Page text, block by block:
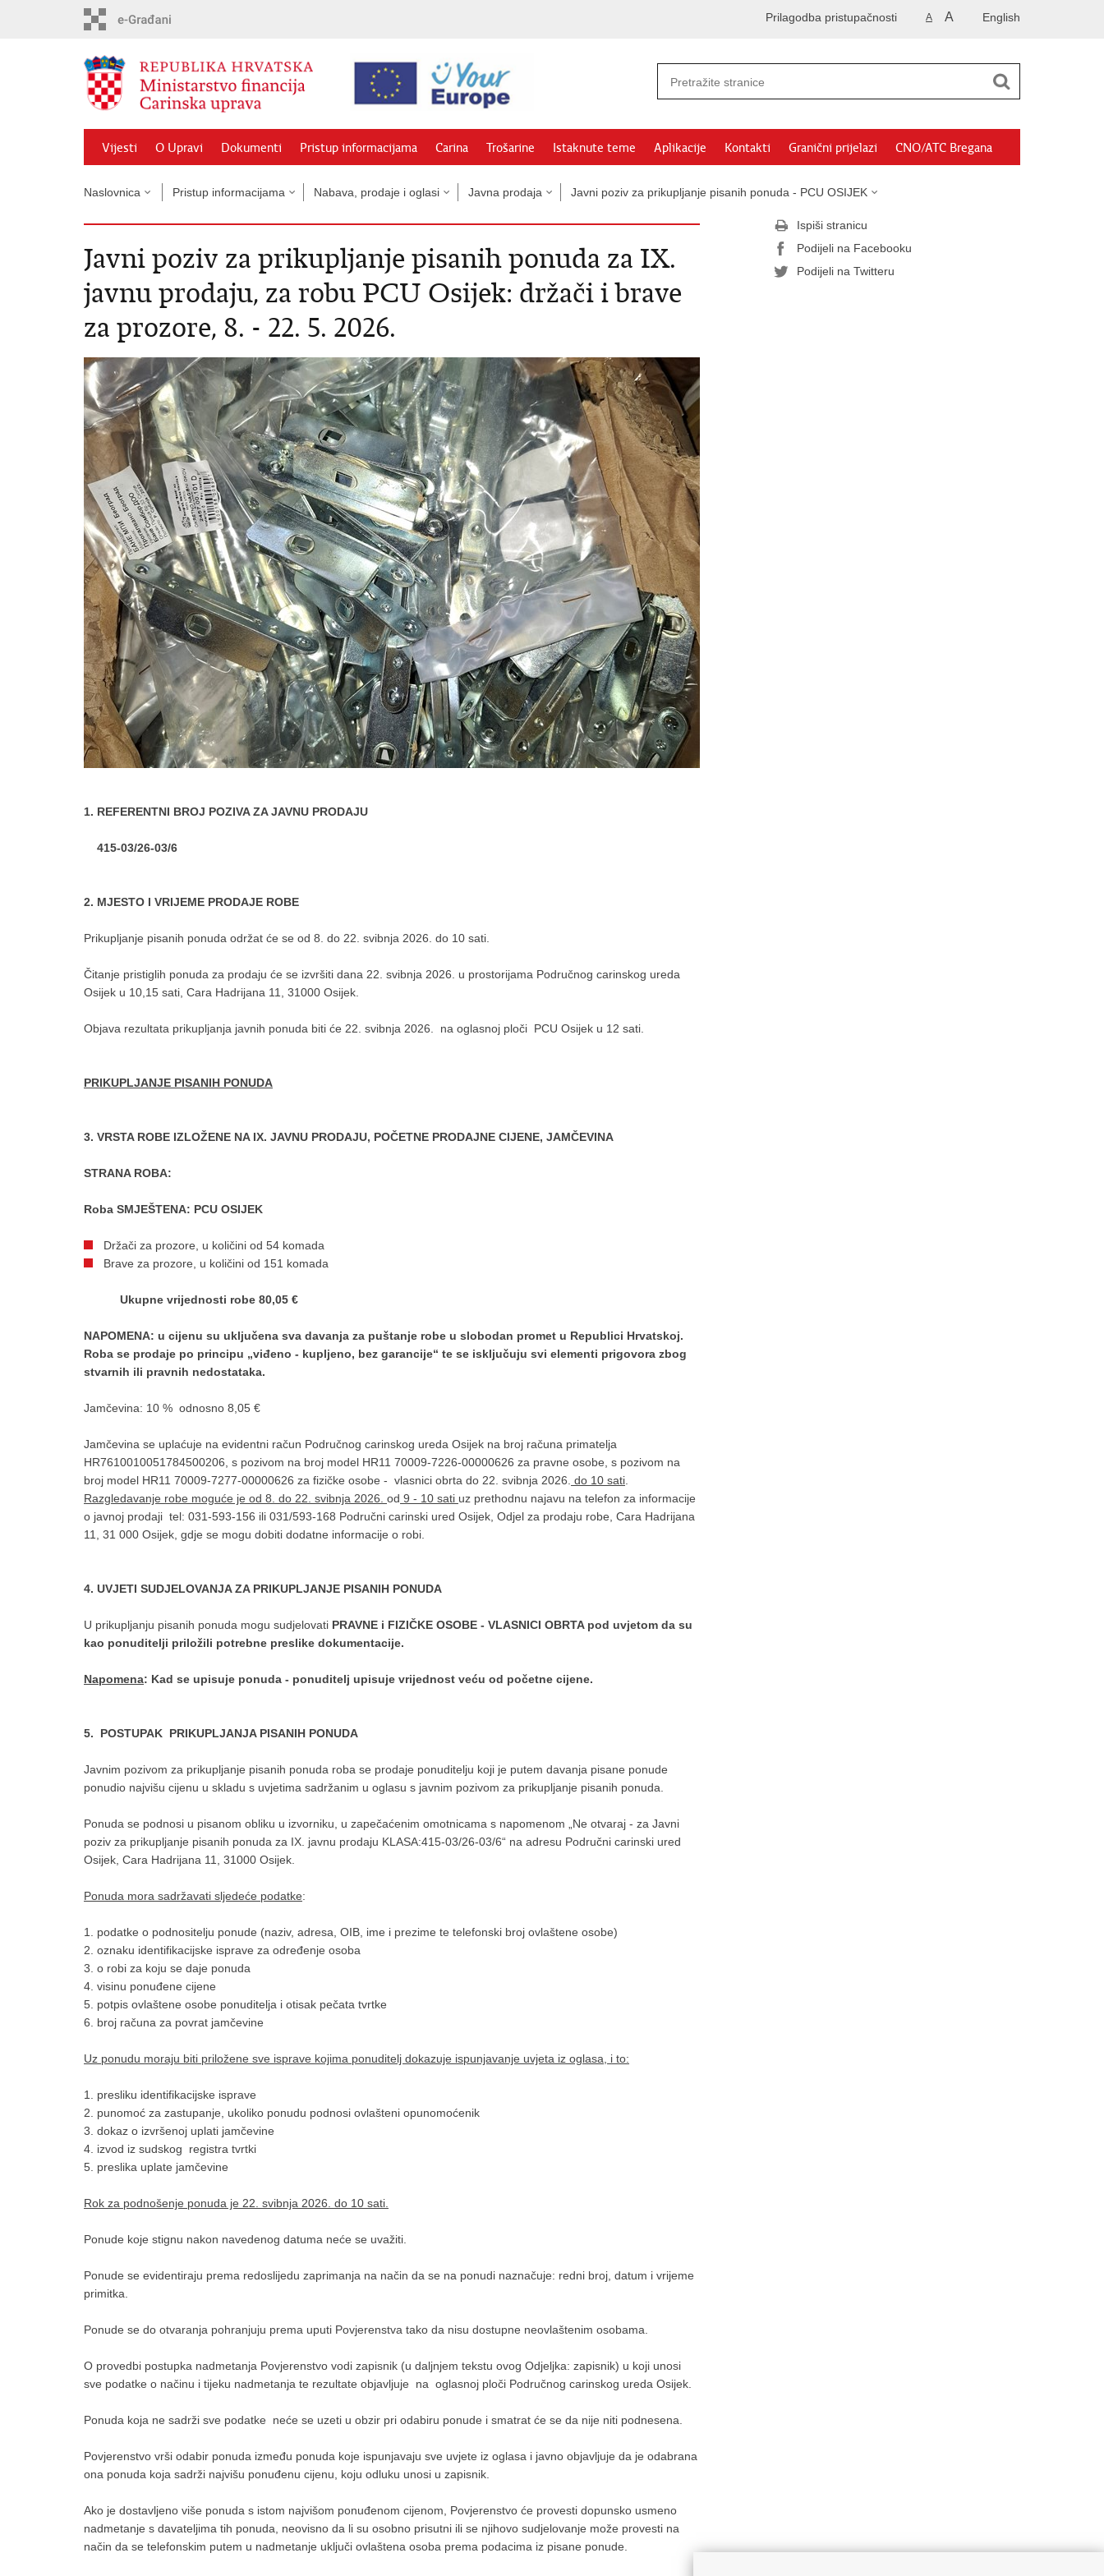
English
A A
Prilagodba pristupačnosti
Vijesti O Upravi Dokumenti Pristup informacijama Carina Trošarine Istaknute teme Aplikacije Kontakti Granični prijelazi CNO/ATC Bregana
Naslovnica Pristup informacijama Nabava, prodaje i oglasi Javna prodaja Javni poziv za prikupljanje pisanih ponuda - PCU OSIJEK
Javni poziv za prikupljanje pisanih ponuda za IX.
javnu prodaju, za robu PCU Osijek: držači i brave
za prozore, 8. - 22. 5. 2026.
1. REFERENTNI BROJ POZIVA ZA JAVNU PRODAJU
415-03/26-03/6
2. MJESTO I VRIJEME PRODAJE ROBE
Prikupljanje pisanih ponuda održat će se od 8. do 22. svibnja 2026. do 10 sati.
Čitanje pristiglih ponuda za prodaju će se izvršiti dana 22. svibnja 2026. u prostorijama Područnog carinskog ureda
Osijek u 10,15 sati, Cara Hadrijana 11, 31000 Osijek.
Objava rezultata prikupljanja javnih ponuda biti će 22. svibnja 2026. na oglasnoj ploči PCU Osijek u 12 sati.
PRIKUPLJANJE PISANIH PONUDA
3. VRSTA ROBE IZLOŽENE NA IX. JAVNU PRODAJU, POČETNE PRODAJNE CIJENE, JAMČEVINA
STRANA ROBA:
Roba SMJEŠTENA: PCU OSIJEK
Držači za prozore, u količini od 54 komada
Brave za prozore, u količini od 151 komada
Ukupne vrijednosti robe 80,05 €
NAPOMENA: u cijenu su uključena sva davanja za puštanje robe u slobodan promet u Republici Hrvatskoj.
Roba se prodaje po principu „viđeno - kupljeno, bez garancije“ te se isključuju svi elementi prigovora zbog
stvarnih ili pravnih nedostataka.
Jamčevina: 10 % odnosno 8,05 €
Jamčevina se uplaćuje na evidentni račun Područnog carinskog ureda Osijek na broj računa primatelja
HR7610010051784500206, s pozivom na broj model HR11 70009-7226-00000626 za pravne osobe, s pozivom na
broj model HR11 70009-7277-00000626 za fizičke osobe - vlasnici obrta do 22. svibnja 2026. do 10 sati
Razgledavanje robe moguće je od 8. do 22. svibnja 2026. od 9 - 10 sati uz prethodnu najavu na telefon za informacije
o javnoj prodaji tel: 031-593-156 ili 031/593-168 Područni carinski ured Osijek, Odjel za prodaju robe, Cara Hadrijana
11, 31 000 Osijek, gdje se mogu dobiti dodatne informacije o robi.
4. UVJETI SUDJELOVANJA ZA PRIKUPLJANJE PISANIH PONUDA
U prikupljanju pisanih ponuda mogu sudjelovati PRAVNE i FIZIČKE OSOBE - VLASNICI OBRTA pod uvjetom da su
kao ponuditelji priložili potrebne preslike dokumentacije.
Napomena: Kad se upisuje ponuda - ponuditelj upisuje vrijednost veću od početne cijene.
5. POSTUPAK PRIKUPLJANJA PISANIH PONUDA
Javnim pozivom za prikupljanje pisanih ponuda roba se prodaje ponuditelju koji je putem davanja pisane ponude
ponudio najvišu cijenu u skladu s uvjetima sadržanim u oglasu s javnim pozivom za prikupljanje pisanih ponuda.
Ponuda se podnosi u pisanom obliku u izvorniku, u zapečaćenim omotnicama s napomenom „Ne otvaraj - za Javni
poziv za prikupljanje pisanih ponuda za IX. javnu prodaju KLASA:415-03/26-03/6“ na adresu Područni carinski ured
Osijek, Cara Hadrijana 11, 31000 Osijek.
Ponuda mora sadržavati sljedeće podatke:
1. podatke o podnositelju ponude (naziv, adresa, OIB, ime i prezime te telefonski broj ovlaštene osobe)
2. oznaku identifikacijske isprave za određenje osoba
3. o robi za koju se daje ponuda
4. visinu ponuđene cijene
5. potpis ovlaštene osobe ponuditelja i otisak pečata tvrtke
6. broj računa za povrat jamčevine
Uz ponudu moraju biti priložene sve isprave kojima ponuditelj dokazuje ispunjavanje uvjeta iz oglasa, i to:
1. presliku identifikacijske isprave
2. punomoć za zastupanje, ukoliko ponudu podnosi ovlašteni opunomoćenik
3. dokaz o izvršenoj uplati jamčevine
4. izvod iz sudskog registra tvrtki
5. preslika uplate jamčevine
Rok za podnošenje ponuda je 22. svibnja 2026. do 10 sati.
Ponude koje stignu nakon navedenog datuma neće se uvažiti.
Ponude se evidentiraju prema redoslijedu zaprimanja na način da se na ponudi naznačuje: redni broj, datum i vrijeme
primitka.
Ponude se do otvaranja pohranjuju prema uputi Povjerenstva tako da nisu dostupne neovlaštenim osobama.
O provedbi postupka nadmetanja Povjerenstvo vodi zapisnik (u daljnjem tekstu ovog Odjeljka: zapisnik) u koji unosi
sve podatke o načinu i tijeku nadmetanja te rezultate objavljuje na oglasnoj ploči Područnog carinskog ureda Osijek.
Ponuda koja ne sadrži sve podatke neće se uzeti u obzir pri odabiru ponude i smatrat će se da nije niti podnesena.
Povjerenstvo vrši odabir ponuda između ponuda koje ispunjavaju sve uvjete iz oglasa i javno objavljuje da je odabrana
ona ponuda koja sadrži najvišu ponuđenu cijenu, koju odluku unosi u zapisnik.
Ako je dostavljeno više ponuda s istom najvišom ponuđenom cijenom, Povjerenstvo će provesti dopunsko usmeno
nadmetanje s davateljima tih ponuda, neovisno da li su osobno prisutni ili se njihovo sudjelovanje može provesti na
način da se telefonskim putem u nadmetanje uključi ovlaštena osoba prema podacima iz pisane ponude.
Ispiši stranicu
Podijeli na Facebooku
Podijeli na Twitteru